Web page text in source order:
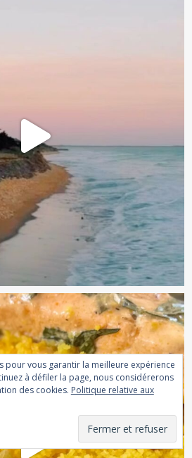
pour vous garantir la meilleure expérience
à défiler la page, nous considérerons
des cookies. Politique relative aux